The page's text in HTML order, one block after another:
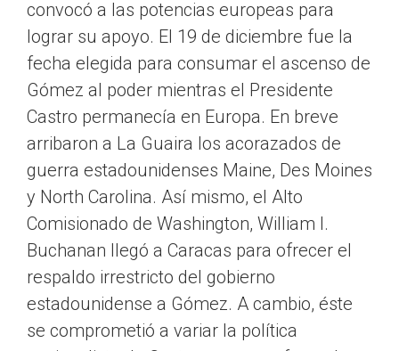
convocó a las potencias europeas para
lograr su apoyo. El 19 de diciembre fue la
fecha elegida para consumar el ascenso de
Gómez al poder mientras el Presidente
Castro permanecía en Europa. En breve
arribaron a La Guaira los acorazados de
guerra estadounidenses Maine, Des Moines
y North Carolina. Así mismo, el Alto
Comisionado de Washington, William I.
Buchanan llegó a Caracas para ofrecer el
respaldo irrestricto del gobierno
estadounidense a Gómez. A cambio, éste
se comprometió a variar la política